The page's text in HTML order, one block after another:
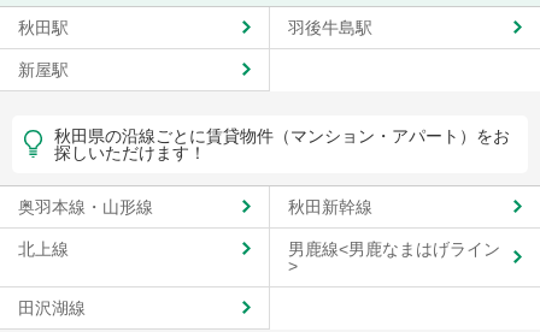
秋田駅 羽後牛島駅
新屋駅
秋田県の沿線ごとに賃貸物件（マンション・アパート）をお
探しいただけます！
奥羽本線・山形線 秋田新幹線
北上線
男鹿線<男鹿なまはげライン
>
田沢湖線